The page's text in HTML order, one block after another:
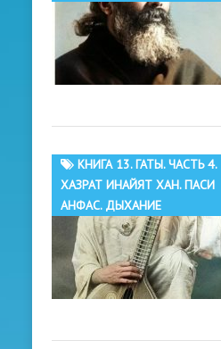
КНИГА 13. ГАТЫ. ЧАСТЬ 4.
ХАЗРАТ ИНАЙЯТ ХАН. ПАСИ
АНФАС. ДЫХАНИЕ